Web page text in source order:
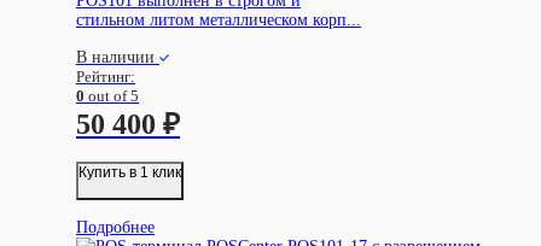
стильном литом металлическом корп...
В наличии
Рейтинг:
0 out of 5
50 400 ₽
Купить в 1 клик
Подробнее